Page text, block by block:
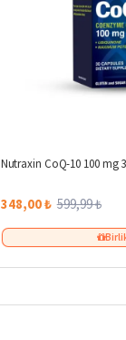
Nutraxin CoQ-10 100 mg
348,00 ₺ 599,99 ₺